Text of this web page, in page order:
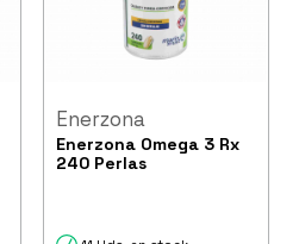
Enerzona
Enerzona Omega 3 Rx
240 Perlas